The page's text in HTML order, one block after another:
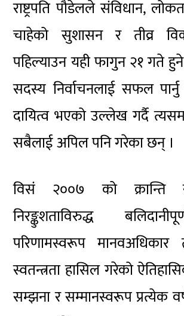
राष्ट्रपति पौडेलले संविधान,
चाहेको सुशासन र तीव्र
पहिल्याउन यही फागुन २१ गते हुने
सदस्य निर्वाचनलाई सफल
दायित्व भएको उल्लेख गर्दै
सबैलाई अपिल पनि गरेका छन् ।
विसं २००७ को
निरङ्कुशताविरुद्ध
परिणामस्वरूप मानवअधिकार
स्वतन्त्रता हासिल गरेको
सम्झना र सम्मानस्वरूप प्रत्येक